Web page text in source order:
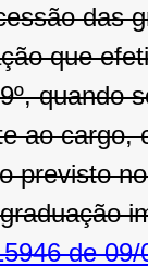
das
que
quando
ao
previsto
de 09/